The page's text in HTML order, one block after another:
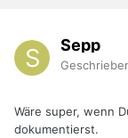
Sepp
Wäre super, wenn
dokumentierst.